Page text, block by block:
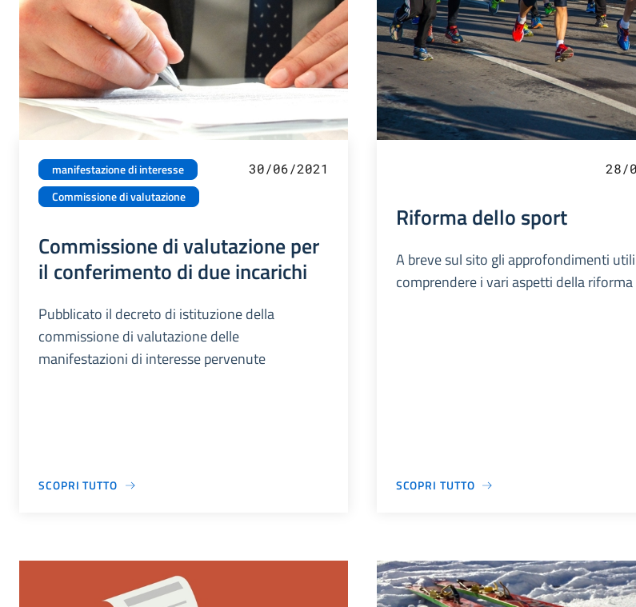
manifestazione di interesse
Commissione di valutazione
30/06/2021
Commissione di valutazione per
il conferimento di due incarichi
Pubblicato il decreto di istituzione della
commissione di valutazione delle
manifestazioni di interesse pervenute
SCOPRI TUTTO
28/
Riforma dello sport
A breve sul sito gli approfondimenti
comprendere i vari aspetti della riforma
SCOPRI TUTTO